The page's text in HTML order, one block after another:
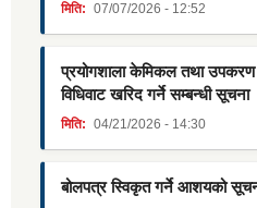
मिति: 07/07/2026 - 12:52
प्रयोगशाला केमिकल तथा उपकरण
विधिवाट खरिद गर्ने सम्बन्धी सूचना
मिति: 04/21/2026 - 14:30
बोलपत्र स्विकृत गर्ने आशयको